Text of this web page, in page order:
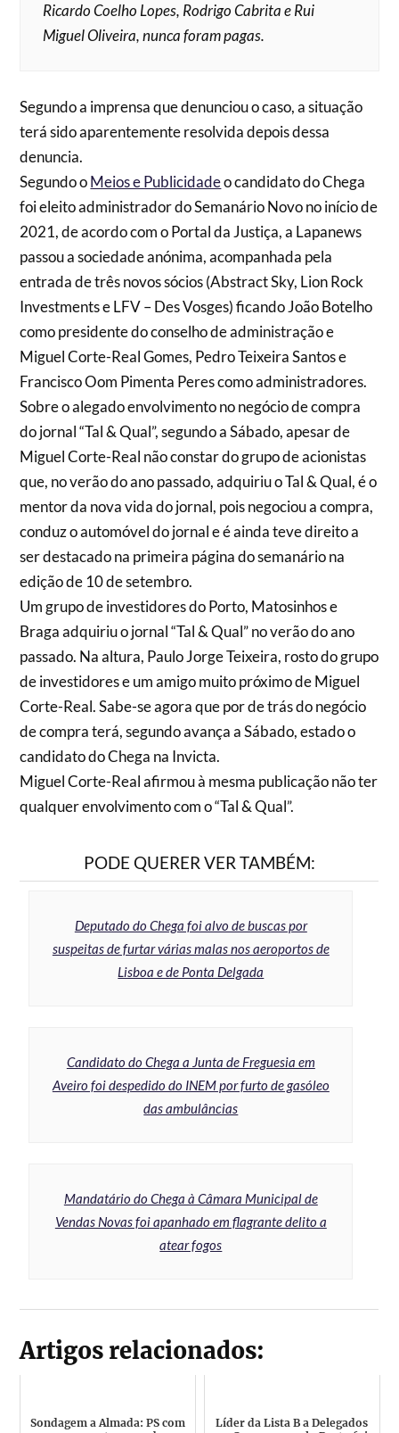
Ricardo Coelho Lopes, Rodrigo Cabrita e Rui
Miguel Oliveira, nunca foram pagas.
Segundo a imprensa que denunciou o caso, a situação
terá sido aparentemente resolvida depois dessa
denuncia.
Segundo oMeios e Publicidadeo candidato do Chega
foi eleito administrador do Semanário Novo no início de
2021, de acordo com o Portal da Justiça, a Lapanews
passou a sociedade anónima, acompanhada pela
entrada de três novos sócios (Abstract Sky, Lion Rock
Investments e LFV – Des Vosges) ficando João Botelho
como presidente do conselho de administração e
Miguel Corte-Real Gomes, Pedro Teixeira Santos e
Francisco Oom Pimenta Peres como administradores.
Sobre o alegado envolvimento no negócio de compra
do jornal “Tal & Qual”, segundo a Sábado, apesar de
Miguel Corte-Real não constar do grupo de acionistas
que, no verão do ano passado, adquiriu o Tal & Qual, é o
mentor da nova vida do jornal, pois negociou a compra,
conduz o automóvel do jornal e é ainda teve direito a
ser destacado na primeira página do semanário na
edição de 10 de setembro.
Um grupo de investidores do Porto, Matosinhos e
Braga adquiriu o jornal “Tal & Qual” no verão do ano
passado. Na altura, Paulo Jorge Teixeira, rosto do grupo
de investidores e um amigo muito próximo de Miguel
Corte-Real. Sabe-se agora que por de trás do negócio
de compra terá, segundo avança a Sábado, estado o
candidato do Chega na Invicta.
Miguel Corte-Real afirmou à mesma publicação não ter
qualquer envolvimento com o “Tal & Qual”.
PODE QUERER VER TAMBÉM:
Deputado do Chega foi alvo de buscas por
suspeitas de furtar várias malas nos aeroportos de
Lisboa e de Ponta Delgada
Candidato do Chega a Junta de Freguesia em
Aveiro foi despedido do INEM por furto de gasóleo
das ambulâncias
Mandatário do Chega à Câmara Municipal de
Vendas Novas foi apanhado em flagrante delito a
atear fogos
Artigos relacionados:
Sondagem a Almada: PS com
Líder da Lista B a Delegados